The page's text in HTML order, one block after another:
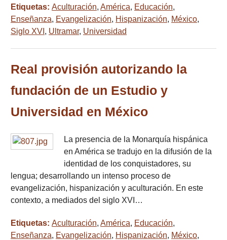
Etiquetas: Aculturación, América, Educación,
Enseñanza, Evangelización, Hispanización, México,
Siglo XVI , Ultramar, Universidad
Real provisión autorizando la
fundación de un Estudio y
Universidad en México
La presencia de la Monarquía hispánica
en América se tradujo en la difusión de la
identidad de los conquistadores, su
lengua; desarrollando un intenso proceso de
evangelización, hispanización y aculturación. En este
contexto, a mediados del siglo XVI…
Etiquetas: Aculturación, América, Educación,
Enseñanza, Evangelización, Hispanización, México,